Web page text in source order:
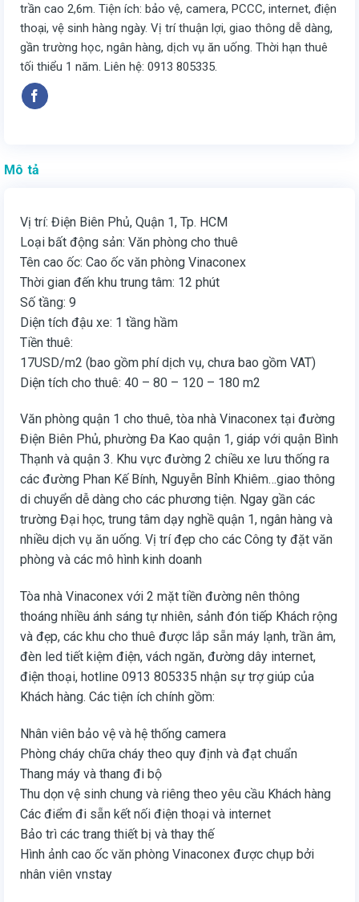
trần cao 2,6m. Tiện ích: bảo vệ, camera, PCCC, internet, điện
thoại, vệ sinh hàng ngày. Vị trí thuận lợi, giao thông dễ dàng,
gần trường học, ngân hàng, dịch vụ ăn uống. Thời hạn thuê
tối thiểu 1 năm. Liên hệ: 0913 805335.
Mô tả
Vị trí: Điện Biên Phủ, Quận 1, Tp. HCM
Loại bất động sản: Văn phòng cho thuê
Tên cao ốc: Cao ốc văn phòng Vinaconex
Thời gian đến khu trung tâm: 12 phút
Số tầng: 9
Diện tích đậu xe: 1 tầng hầm
Tiền thuê:
17USD/m2 (bao gồm phí dịch vụ, chưa bao gồm VAT)
Diện tích cho thuê: 40 – 80 – 120 – 180 m2
Văn phòng quận 1 cho thuê, tòa nhà Vinaconex tại đường
Điện Biên Phủ, phường Đa Kao quận 1, giáp với quận Bình
Thạnh và quận 3. Khu vực đường 2 chiều xe lưu thống ra
các đường Phan Kế Bính, Nguyễn Bỉnh Khiêm…giao thông
di chuyển dễ dàng cho các phương tiện. Ngay gần các
trường Đại học, trung tâm dạy nghề quận 1, ngân hàng và
nhiều dịch vụ ăn uống. Vị trí đẹp cho các Công ty đặt văn
phòng và các mô hình kinh doanh
Tòa nhà Vinaconex với 2 mặt tiền đường nên thông
thoáng nhiều ánh sáng tự nhiên, sảnh đón tiếp Khách rộng
và đẹp, các khu cho thuê được lắp sẵn máy lạnh, trần âm,
đèn led tiết kiệm điện, vách ngăn, đường dây internet,
điện thoại, hotline 0913 805335 nhận sự trợ giúp của
Khách hàng. Các tiện ích chính gồm:
Nhân viên bảo vệ và hệ thống camera
Phòng cháy chữa cháy theo quy định và đạt chuẩn
Thang máy và thang đi bộ
Thu dọn vệ sinh chung và riêng theo yêu cầu Khách hàng
Các điểm đi sẵn kết nối điện thoại và internet
Bảo trì các trang thiết bị và thay thế
Hình ảnh cao ốc văn phòng Vinaconex được chụp bởi
nhân viên vnstay